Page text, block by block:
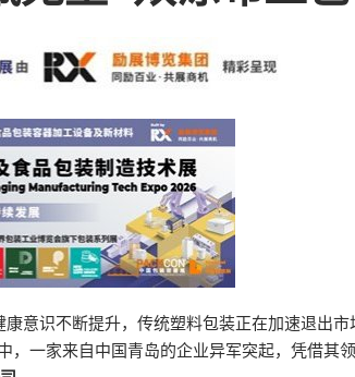
识不断提升，传统塑料包装正在加速退出市
一家来自中国青岛的企业异军突起，凭借其